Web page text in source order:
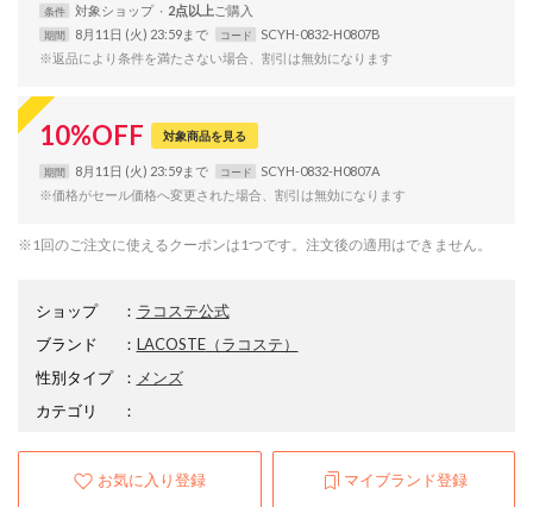
条件 対象ショップ 2点以上
期間 8月11日 (火) 23:59まで コード
SCYH-0832-H0807B
※返品により条件を満たさない場合、割引は無効になります
10%OFF 対象商品を見る
期間 8月11日 (火) 23:59まで コード
SCYH-0832-H0807A
※価格がセール価格へ変更された場合、割引は無効になります
※1回のご注文に使えるクーポンは1つです。注文後の適用はできません。
ショップ ： ラコステ公式
ブランド
： LACOSTE（ラコステ）
性別タイプ
： メンズ
カテゴリ
：
お気に入り登録 マイブランド登録